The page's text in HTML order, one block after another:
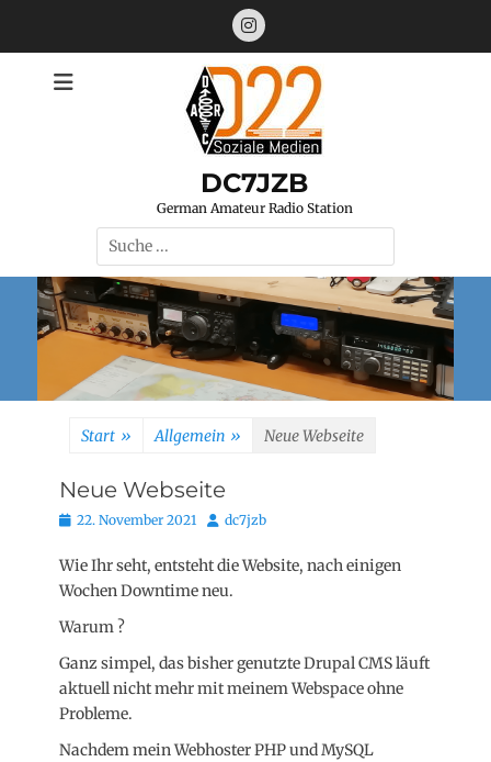
Instagram
DC7JZB
German Amateur Radio Station
Suchen
nach:
Start » Allgemein » Neue Webseite
Neue Webseite
Posted
22. November 2021 Autordc7jzb
Wie Ihr seht, entsteht die Website, nach einigen
Wochen Downtime neu.
Warum ?
Ganz simpel, das bisher genutzte Drupal CMS läuft
aktuell nicht mehr mit meinem Webspace ohne
Probleme.
Nachdem mein Webhoster PHP und MySQL